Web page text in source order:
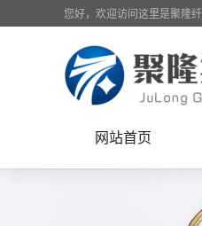
您好，欢迎访问这里是聚隆
网站首页